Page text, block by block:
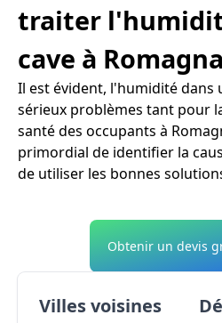
traiter
cave à
Il est évident, l'humidité dans
sérieux problèmes tant pour
santé des occupants à
primordial de identifier la
de utiliser les bonnes
Obtenir un devis
Villes voisines